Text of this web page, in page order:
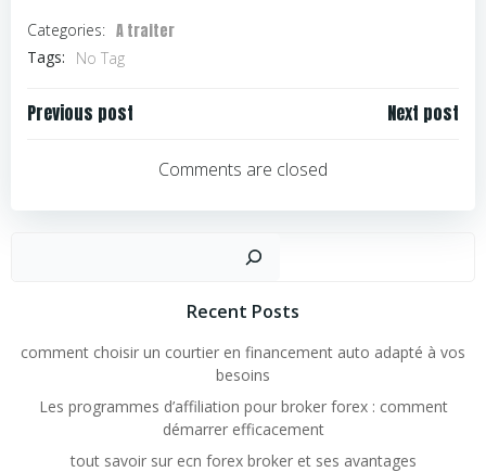
Categories: A traiter
Tags: No Tag
Navigation
Previous post
l’article
Next post
Comments are closed
Rechercher
Recent Posts
comment choisir un courtier en financement auto adapté à vos
besoins
Les programmes d’affiliation pour broker forex : comment
démarrer efficacement
tout savoir sur ecn forex broker et ses avantages